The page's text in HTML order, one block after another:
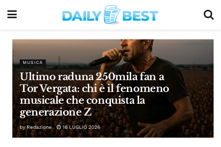
MUSICA
Ultimo raduna 250mila fan a
Tor Vergata: chi è il fenomeno
musicale che conquista la
generazione Z
by Redazione 16 LUGLIO 2026